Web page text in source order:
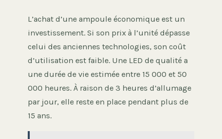
L’achat d’une ampoule économique est un
investissement. Si son prix à l’unité dépasse
celui des anciennes technologies, son coût
d’utilisation est faible. Une LED de qualité a
une durée de vie estimée entre 15 000 et 50
000 heures. À raison de 3 heures d’allumage
par jour, elle reste en place pendant plus de
15 ans.